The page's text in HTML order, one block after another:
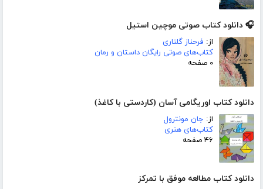
🎧 دانلود کتاب صوتی موچین استیل
از: فرحناز گلناری
کتاب‌های صوتی رایگان داستان و رمان
۰ صفحه
دانلود کتاب اوریگامی آسان (کاردستی با کاغذ)
از: جان مونترول
کتاب‌های هنری
۴۶ صفحه
دانلود کتاب مطالعه موفق با تمرکز